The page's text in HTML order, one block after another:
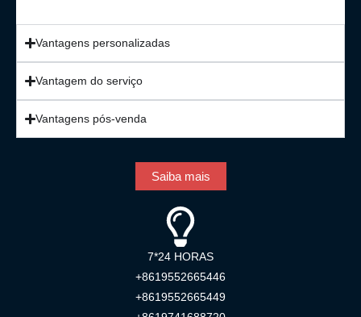
Vantagens personalizadas
Vantagem do serviço
Vantagens pós-venda
Saiba mais
7*24 HORAS
+8619552665446
+8619552665449